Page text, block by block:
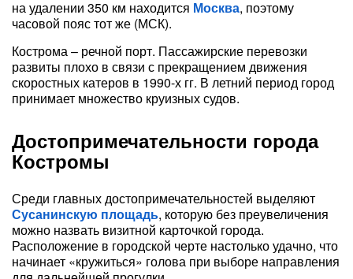
на удалении 350 км находится Москва, поэтому
часовой пояс тот же (МСК).
Кострома – речной порт. Пассажирские перевозки
развиты плохо в связи с прекращением движения
скоростных катеров в 1990-х гг. В летний период город
принимает множество круизных судов.
Достопримечательности города
Костромы
Среди главных достопримечательностей выделяют
Сусанинскую площадь, которую без преувеличения
можно назвать визитной карточкой города.
Расположение в городской черте настолько удачно, что
начинает «кружиться» голова при выборе направления